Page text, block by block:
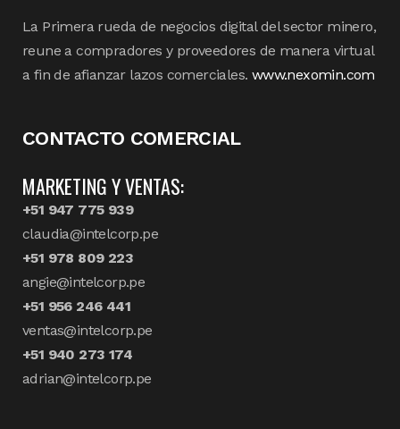
La Primera rueda de negocios digital del sector minero,
reune a compradores y proveedores de manera virtual
a fin de afianzar lazos comerciales. www.nexomin.com
CONTACTO COMERCIAL
MARKETING Y VENTAS:
+51 947 775 939
claudia@intelcorp.pe
+51 978 809 223
angie@intelcorp.pe
+51 956 246 441
ventas@intelcorp.pe
+51 940 273 174
adrian@intelcorp.pe